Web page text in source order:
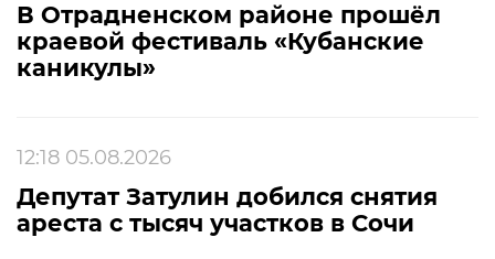
В Отрадненском районе прошёл
краевой фестиваль «Кубанские
каникулы»
12:18 05.08.2026
Депутат Затулин добился снятия
ареста с тысяч участков в Сочи